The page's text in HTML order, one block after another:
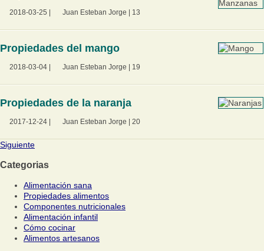
2018-03-25 Juan Esteban Jorge 13
Propiedades del mango
2018-03-04 Juan Esteban Jorge 19
Propiedades de la naranja
2017-12-24 Juan Esteban Jorge 20
Siguiente
Categorias
Alimentación sana
Propiedades alimentos
Componentes nutricionales
Alimentación infantil
Cómo cocinar
Alimentos artesanos